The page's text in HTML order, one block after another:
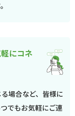
にコネ
場合など、皆様に
でもお気軽にご連